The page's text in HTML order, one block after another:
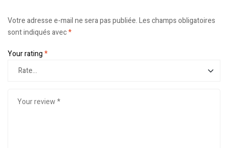
Votre adresse e-mail ne sera pas publiée.Les champs obligatoires
sont indiqués avec*
Your rating*